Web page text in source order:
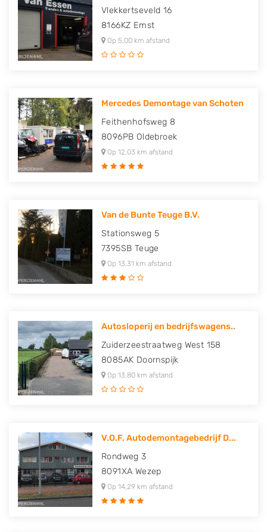
Vlekkertseveld 16
8166KZ Emst
Op 5,00 km afstand
Mercedes Demontage van Schoten
Feithenhofsweg 8
8096PB Oldebroek
Op 12,03 km afstand
Van de Bunte Teuge B.V.
Stationsweg 5
7395SB Teuge
Op 13,31 km afstand
Autosloperij en bedrijfswagens..
Zuiderzeestraatweg West 158
8085AK Doornspijk
Op 13,80 km afstand
V.O.F. Autodemontagebedrijf D...
Rondweg 3
8091XA Wezep
Op 14,29 km afstand